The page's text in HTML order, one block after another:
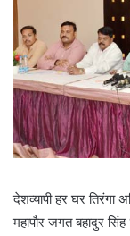
देशव्यापी हर घर
महापौर जगत बहादुर सिंह